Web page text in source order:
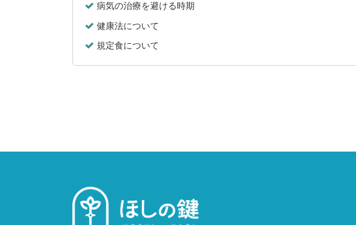
病気の治療を避ける時期
健康法について
規定食について